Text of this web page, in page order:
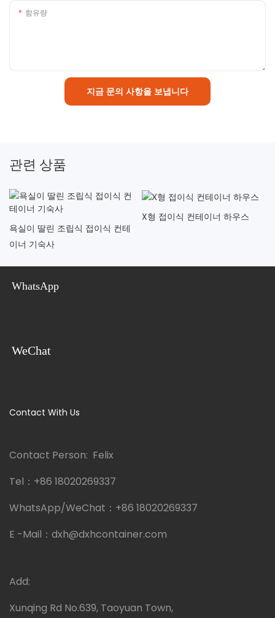
함유량
지금 문의 사항을 보냅니다
관련 상품
욕실이 딸린 조립식 접이식 컨테
이너 기숙사
X형 접이식 컨테이너 하우스
WhatsApp
WeChat
Contact With Us
Contact Person: Felix
Tel： +86 18020269337
WhatsApp/WeChat： +86 18020269337
E -Mail： dxh@dxhcontainer.com
Add:
Xunqing Rd No.639, Taoyuan Town,